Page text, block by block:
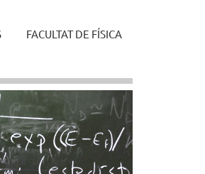
FACULTAT DE FÍSICA